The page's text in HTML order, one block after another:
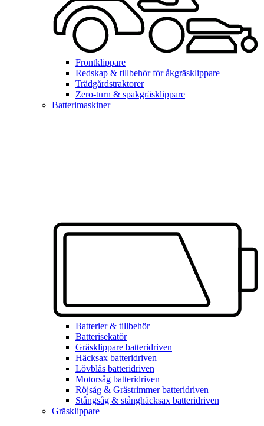
Frontklippare
Redskap & tillbehör för åkgräsklippare
Trädgårdstraktorer
Zero-turn & spakgräsklippare
Batterimaskiner
Batterier & tillbehör
Batterisekatör
Gräsklippare batteridriven
Häcksax batteridriven
Lövblås batteridriven
Motorsåg batteridriven
Röjsåg & Grästrimmer batteridriven
Stångsåg & stånghäcksax batteridriven
Gräsklippare